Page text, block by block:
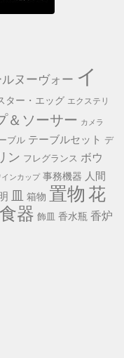
ヌーヴォー イ
ター・エッグ エクステリ
＆ソーサー カメラ
ブル テーブルセット
デ
ン フレグランス ボウ
インカップ 事務機器 人間
皿 箱物 置物 花
食器 飾皿 香水瓶 香炉